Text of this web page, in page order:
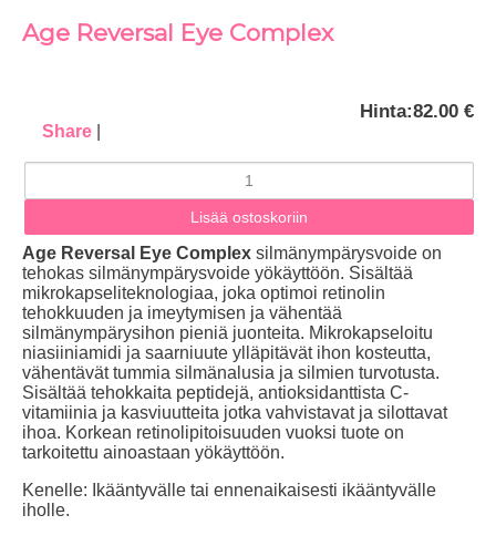
Age Reversal Eye Complex
Share
Hinta:82.00 €
Age Reversal Eye Complex silmänympärysvoide on
tehokas silmänympärysvoide yökäyttöön. Sisältää
mikrokapseliteknologiaa, joka optimoi retinolin
tehokkuuden ja imeytymisen ja vähentää
silmänympärysihon pieniä juonteita. Mikrokapseloitu
niasiiniamidi ja saarniuute ylläpitävät ihon kosteutta,
vähentävät tummia silmänalusia ja silmien turvotusta.
Sisältää tehokkaita peptidejä, antioksidanttista C-
vitamiinia ja kasviuutteita jotka vahvistavat ja silottavat
ihoa. Korkean retinolipitoisuuden vuoksi tuote on
tarkoitettu ainoastaan yökäyttöön.
Kenelle: Ikääntyvälle tai ennenaikaisesti ikääntyvälle
iholle.